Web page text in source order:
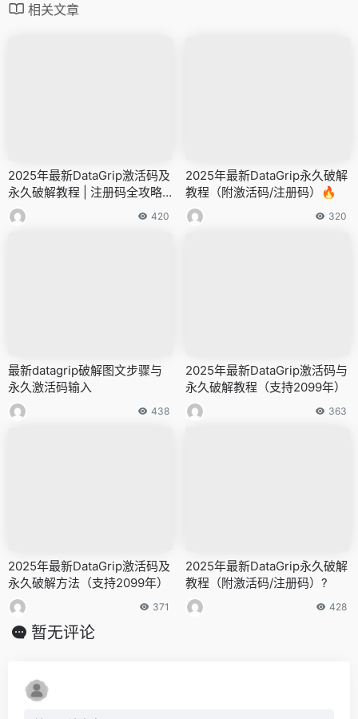
相关文章
2025年最新DataGrip激活码及
永久破解教程 | 注册码全攻略
+破解方法详解
420
2025年最新DataGrip永久破解
教程（附激活码/注册码）🔥
320
最新datagrip破解图文步骤与
永久激活码输入
438
2025年最新DataGrip激活码与
永久破解教程（支持2099年）
363
2025年最新DataGrip激活码及
永久破解方法（支持2099年）
371
2025年最新DataGrip永久破解
教程（附激活码/注册码）?
428
暂无评论